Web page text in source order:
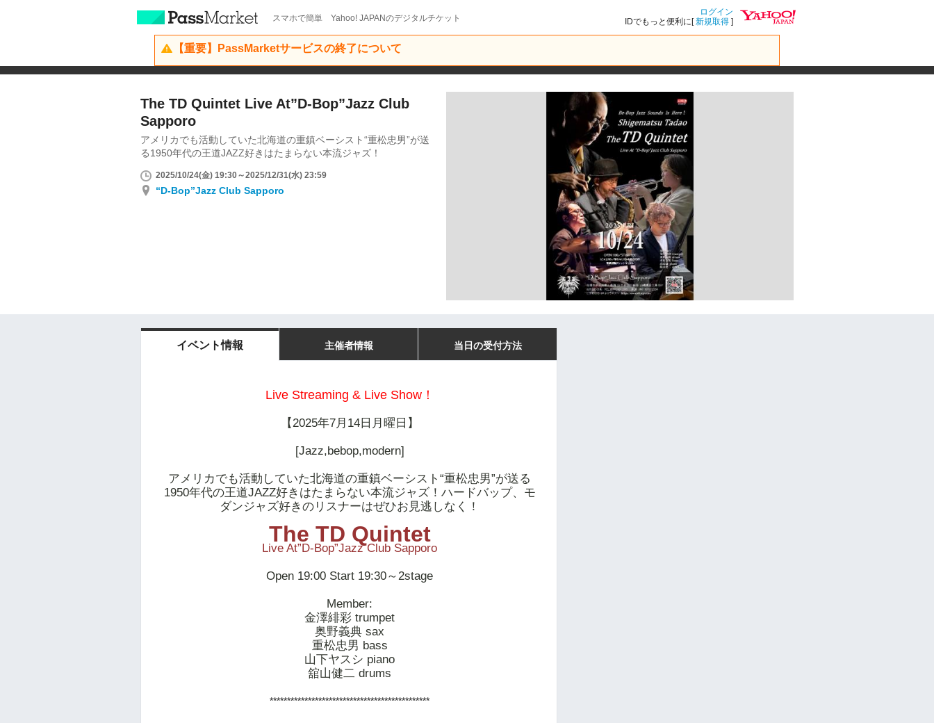
スマホで簡単 Yahoo! JAPANのデジタルチケット
ログイン
IDでもっと便利に[新規取得 ]
【重要】PassMarketサービスの終了について
The TD Quintet Live At”D-Bop”Jazz Club
Sapporo
アメリカでも活動していた北海道の重鎮ベーシスト“重松忠男”が送
る1950年代の王道JAZZ好きはたまらない本流ジャズ！
2025/10/24(金) 19:30～2025/12/31(水) 23:59
“D-Bop”Jazz Club Sapporo
イベント情報 主催者情報 当日の受付方法
Live Streaming & Live Show！
【2025年7月14日月曜日】
[Jazz,bebop,modern]
アメリカでも活動していた北海道の重鎮ベーシスト“重松忠男”が送る
1950年代の王道JAZZ好きはたまらない本流ジャズ！ハードバップ、モ
ダンジャズ好きのリスナーはぜひお見逃しなく！
The TD Quintet
Live At”D-Bop”Jazz Club Sapporo
Open 19:00 Start 19:30～2stage
Member:
金澤緋彩 trumpet
奥野義典 sax
重松忠男 bass
山下ヤスシ piano
舘山健二 drums
**********************************************